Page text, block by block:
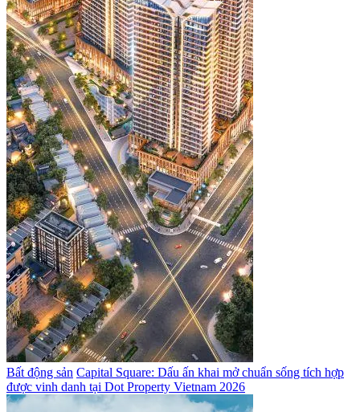
Bất động sản Capital Square: Dấu ấn khai mở chuẩn sống tích hợp
được vinh danh tại Dot Property Vietnam 2026